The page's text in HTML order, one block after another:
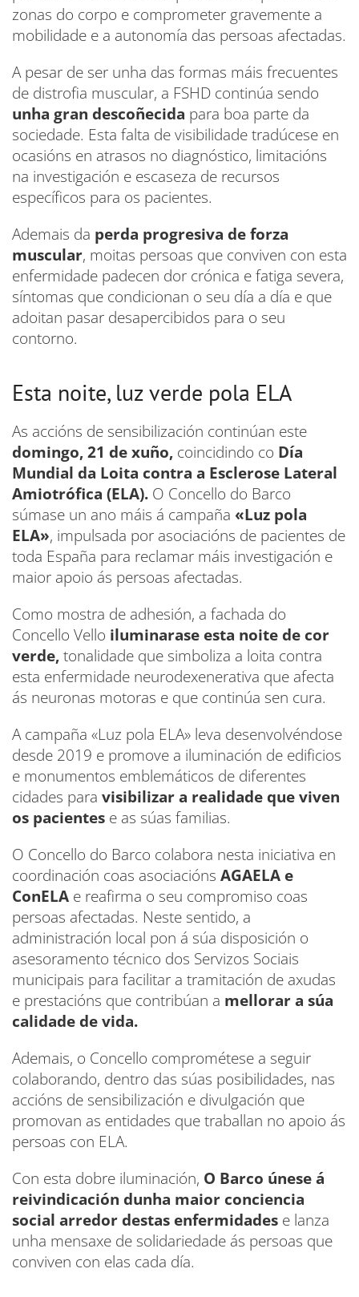
zonas do corpo e comprometer gravemente a
mobilidade e a autonomía das persoas afectadas.
A pesar de ser unha das formas máis frecuentes
de distrofia muscular, a FSHD continúa sendo
unha gran descoñecida para boa parte da
sociedade. Esta falta de visibilidade tradúcese en
ocasións en atrasos no diagnóstico, limitacións
na investigación e escaseza de recursos
específicos para os pacientes.
Ademais da perda progresiva de forza
muscular, moitas persoas que conviven con esta
enfermidade padecen dor crónica e fatiga severa,
síntomas que condicionan o seu día a día e que
adoitan pasar desapercibidos para o seu
contorno.
Esta noite, luz verde pola ELA
As accións de sensibilización continúan este
domingo, 21 de xuño, coincidindo co Día
Mundial da Loita contra a Esclerose Lateral
Amiotrófica (ELA). O Concello do Barco
súmase un ano máis á campaña «Luz pola
ELA», impulsada por asociacións de pacientes de
toda España para reclamar máis investigación e
maior apoio ás persoas afectadas.
Como mostra de adhesión, a fachada do
Concello Vello iluminarase esta noite de cor
verde,tonalidade que simboliza a loita contra
esta enfermidade neurodexenerativa que afecta
ás neuronas motoras e que continúa sen cura.
A campaña «Luz pola ELA» leva desenvolvéndose
desde 2019 e promove a iluminación de edificios
e monumentos emblemáticos de diferentes
cidades para visibilizar a realidade que viven
os pacientes e as súas familias.
O Concello do Barco colabora nesta iniciativa en
coordinación coas asociacións AGAELA e
ConELA e reafirma o seu compromiso coas
persoas afectadas. Neste sentido, a
administración local pon á súa disposición o
asesoramento técnico dos Servizos Sociais
municipais para facilitar a tramitación de axudas
e prestacións que contribúan a mellorar a súa
calidade de vida.
Ademais, o Concello comprométese a seguir
colaborando, dentro das súas posibilidades, nas
accións de sensibilización e divulgación que
promovan as entidades que traballan no apoio ás
persoas con ELA.
Con esta dobre iluminación, O Barco únese á
reivindicación dunha maior conciencia
social arredor destas enfermidades e lanza
unha mensaxe de solidariedade ás persoas que
conviven con elas cada día.